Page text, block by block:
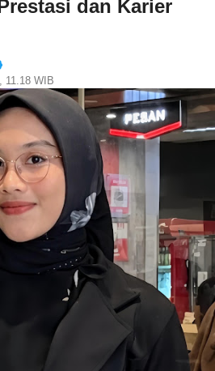
dan Karier
11.18 WIB